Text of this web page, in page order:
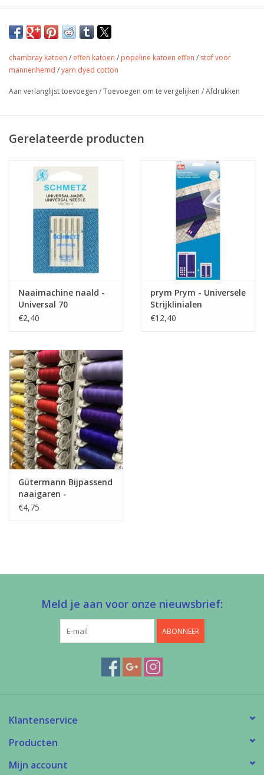
Geschikt voor hemd, jurk, rok of
Samenstelling
100% katoen
115 gr/m
Toepassing
Jurkjes, rokjes, accessoires,
tassen, quilting,...
oekotex
Stretch
nee
chambray katoen / effen katoen / popeline katoen effen / stof voor
mannenhemd /yarn dyed cotton
Aan verlanglijst toevoegen /Toevoegen om te vergelijken /Afdrukken
Gerelateerde producten
Naaimachine naald -
Universal 70
€2,40
prym Prym - Universele
Strijklinialen
€12,40
Gütermann Bijpassend
naaigaren -
Allesnaaigaren 200m
€4,75
Meld je aan voor onze nieuwsbrief:
ABONNEER
Klantenservice
Producten
Mijn account